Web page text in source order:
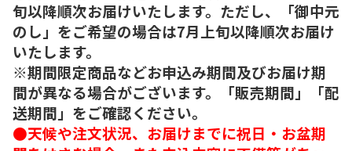
旬以降順次お届けいたします。ただし、「御中元
のし」をご希望の場合は7月上旬以降順次お届け
いたします。
※期間限定商品などお申込み期間及びお届け期
間が異なる場合がございます。「販売期間」「配
送期間」をご確認ください。
●天候や注文状況、お届けまでに祝日・お盆期